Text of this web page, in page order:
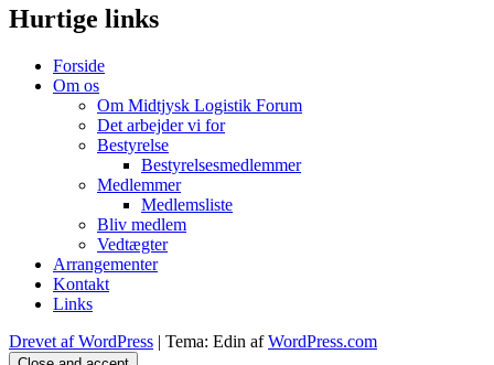
Hurtige links
Forside
Om os
Om Midtjysk Logistik Forum
Det arbejder vi for
Bestyrelse
Bestyrelsesmedlemmer
Medlemmer
Medlemsliste
Bliv medlem
Vedtægter
Arrangementer
Kontakt
Links
Drevet af WordPress | Tema: Edin afWordPress.com